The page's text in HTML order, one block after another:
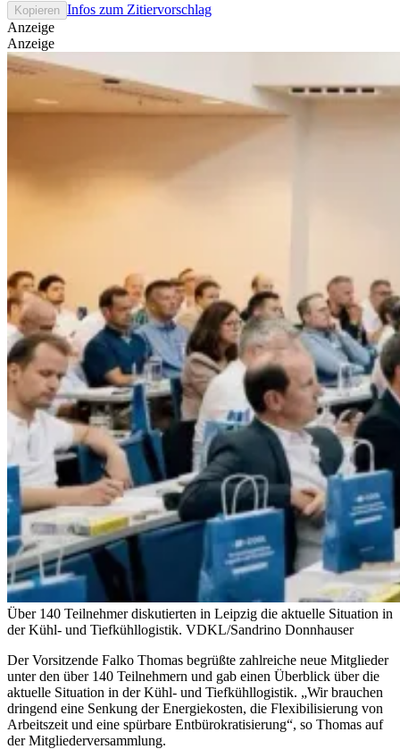
Kopieren Infos zum Zitiervorschlag
Anzeige
Anzeige
Über 140 Teilnehmer diskutierten in Leipzig die aktuelle Situation in
der Kühl- und Tiefkühllogistik. VDKL/Sandrino Donnhauser
Der Vorsitzende Falko Thomas begrüßte zahlreiche neue Mitglieder
unter den über 140 Teilnehmern und gab einen Überblick über die
aktuelle Situation in der Kühl- und Tiefkühllogistik. „Wir brauchen
dringend eine Senkung der Energiekosten, die Flexibilisierung von
Arbeitszeit und eine spürbare Entbürokratisierung“, so Thomas auf
der Mitgliederversammlung.